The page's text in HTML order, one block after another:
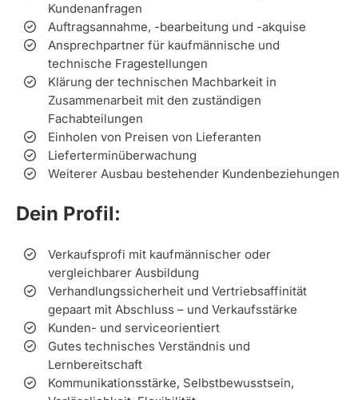
Kundenanfragen
Auftragsannahme, -bearbeitung und -akquise
Ansprechpartner für kaufmännische und
technische Fragestellungen
Klärung der technischen Machbarkeit in
Zusammenarbeit mit den zuständigen
Fachabteilungen
Einholen von Preisen von Lieferanten
Lieferterminüberwachung
Weiterer Ausbau bestehender Kundenbeziehungen
Dein Profil:
Verkaufsprofi mit kaufmännischer oder
vergleichbarer Ausbildung
Verhandlungssicherheit und Vertriebsaffinität
gepaart mit Abschluss – und Verkaufsstärke
Kunden- und serviceorientiert
Gutes technisches Verständnis und
Lernbereitschaft
Kommunikationsstärke, Selbstbewusstsein,